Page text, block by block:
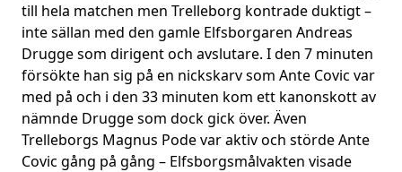
till hela matchen men Trelleborg kontrade duktigt –
inte sällan med den gamle Elfsborgaren Andreas
Drugge som dirigent och avslutare. I den 7 minuten
försökte han sig på en nickskarv som Ante Covic var
med på och i den 33 minuten kom ett kanonskott av
nämnde Drugge som dock gick över. Även
Trelleborgs Magnus Pode var aktiv och störde Ante
Covic gång på gång – Elfsborgsmålvakten visade